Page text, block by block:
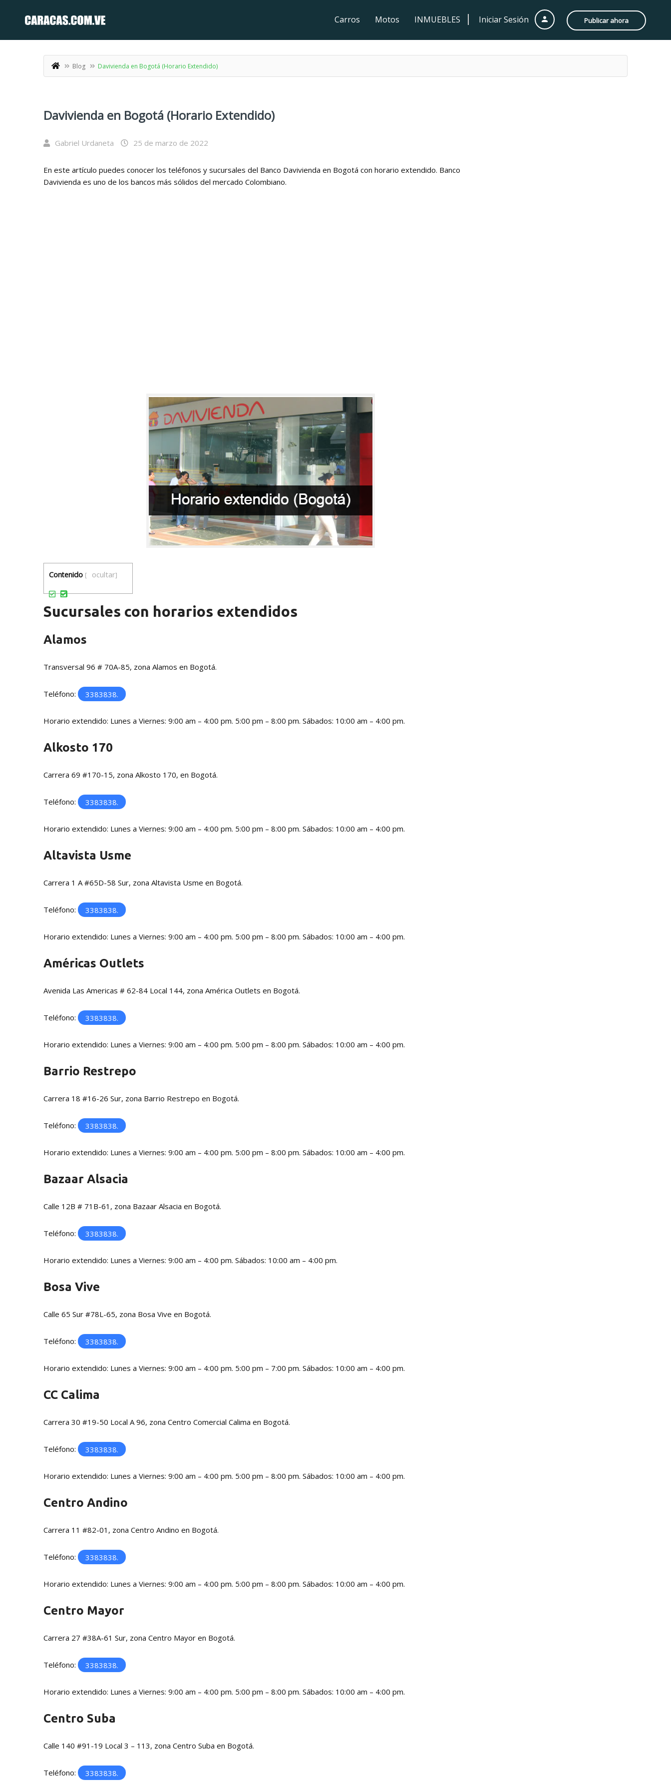
Iniciar Sesión Publicar ahora
Carros Motos INMUEBLES
Blog Davivienda en Bogotá (Horario Extendido)
Davivienda en Bogotá (Horario Extendido)
Gabriel Urdaneta 25 de marzo de 2022
En este artículo puedes conocer los teléfonos y sucursales del Banco Davivienda en Bogotá con horario extendido. Banco
Davivienda es uno de los bancos más sólidos del mercado Colombiano.
Contenido [ ocultar]
Sucursales con horarios extendidos
Alamos
Transversal 96 # 70A-85, zona Alamos en Bogotá.
Teléfono: 3383838.
Horario extendido: Lunes a Viernes: 9:00 am – 4:00 pm. 5:00 pm – 8:00 pm. Sábados: 10:00 am – 4:00 pm.
Alkosto 170
Carrera 69 #170-15, zona Alkosto 170, en Bogotá.
Teléfono: 3383838.
Horario extendido: Lunes a Viernes: 9:00 am – 4:00 pm. 5:00 pm – 8:00 pm. Sábados: 10:00 am – 4:00 pm.
Altavista Usme
Carrera 1 A #65D-58 Sur, zona Altavista Usme en Bogotá.
Teléfono: 3383838.
Horario extendido: Lunes a Viernes: 9:00 am – 4:00 pm. 5:00 pm – 8:00 pm. Sábados: 10:00 am – 4:00 pm.
Américas Outlets
Avenida Las Americas # 62-84 Local 144, zona América Outlets en Bogotá.
Teléfono: 3383838.
Horario extendido: Lunes a Viernes: 9:00 am – 4:00 pm. 5:00 pm – 8:00 pm. Sábados: 10:00 am – 4:00 pm.
Barrio Restrepo
Carrera 18 #16-26 Sur, zona Barrio Restrepo en Bogotá.
Teléfono: 3383838.
Horario extendido: Lunes a Viernes: 9:00 am – 4:00 pm. 5:00 pm – 8:00 pm. Sábados: 10:00 am – 4:00 pm.
Bazaar Alsacia
Calle 12B # 71B-61, zona Bazaar Alsacia en Bogotá.
Teléfono: 3383838.
Horario extendido: Lunes a Viernes: 9:00 am – 4:00 pm. Sábados: 10:00 am – 4:00 pm.
Bosa Vive
Calle 65 Sur #78L-65, zona Bosa Vive en Bogotá.
Teléfono: 3383838.
Horario extendido: Lunes a Viernes: 9:00 am – 4:00 pm. 5:00 pm – 7:00 pm. Sábados: 10:00 am – 4:00 pm.
CC Calima
Carrera 30 #19-50 Local A 96, zona Centro Comercial Calima en Bogotá.
Teléfono: 3383838.
Horario extendido: Lunes a Viernes: 9:00 am – 4:00 pm. 5:00 pm – 8:00 pm. Sábados: 10:00 am – 4:00 pm.
Centro Andino
Carrera 11 #82-01, zona Centro Andino en Bogotá.
Teléfono: 3383838.
Horario extendido: Lunes a Viernes: 9:00 am – 4:00 pm. 5:00 pm – 8:00 pm. Sábados: 10:00 am – 4:00 pm.
Centro Mayor
Carrera 27 #38A-61 Sur, zona Centro Mayor en Bogotá.
Teléfono: 3383838.
Horario extendido: Lunes a Viernes: 9:00 am – 4:00 pm. 5:00 pm – 8:00 pm. Sábados: 10:00 am – 4:00 pm.
Centro Suba
Calle 140 #91-19 Local 3 – 113, zona Centro Suba en Bogotá.
Teléfono: 3383838.